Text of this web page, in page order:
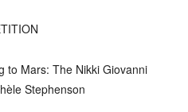
to Mars: The Nikki Giovanni
Stephenson